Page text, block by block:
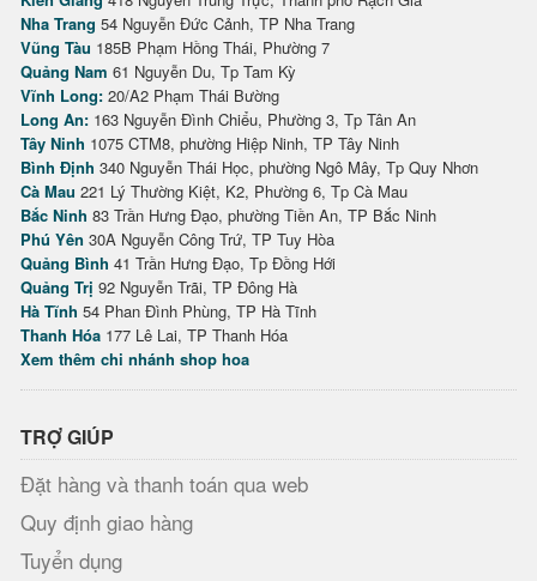
Nha Trang 54 Nguyễn Đức Cảnh, TP Nha Trang
Vũng Tàu 185B Phạm Hồng Thái, Phường 7
Quảng Nam 61 Nguyễn Du, Tp Tam Kỳ
Vĩnh Long: 20/A2 Phạm Thái Bường
Long An: 163 Nguyễn Đình Chiểu, Phường 3, Tp Tân An
Tây Ninh 1075 CTM8, phường Hiệp Ninh, TP Tây Ninh
Bình Định 340 Nguyễn Thái Học, phường Ngô Mây, Tp Quy Nhơn
Cà Mau 221 Lý Thường Kiệt, K2, Phường 6, Tp Cà Mau
Bắc Ninh 83 Trần Hưng Đạo, phường Tiền An, TP Bắc Ninh
Phú Yên 30A Nguyễn Công Trứ, TP Tuy Hòa
Quảng Bình 41 Trần Hưng Đạo, Tp Đồng Hới
Quảng Trị 92 Nguyễn Trãi, TP Đông Hà
Hà Tĩnh 54 Phan Đình Phùng, TP Hà Tĩnh
Thanh Hóa 177 Lê Lai, TP Thanh Hóa
Xem thêm chi nhánh shop hoa
TRỢ GIÚP
Đặt hàng và thanh toán qua web
Quy định giao hàng
Tuyển dụng